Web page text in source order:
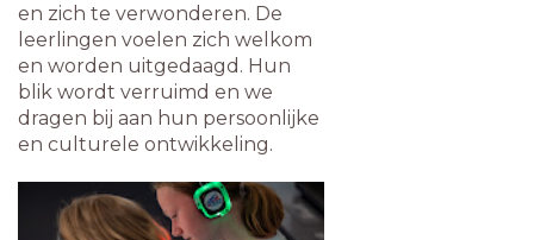
en zich te verwonderen. De
leerlingen voelen zich welkom
en worden uitgedaagd. Hun
blik wordt verruimd en we
dragen bij aan hun persoonlijke
en culturele ontwikkeling.